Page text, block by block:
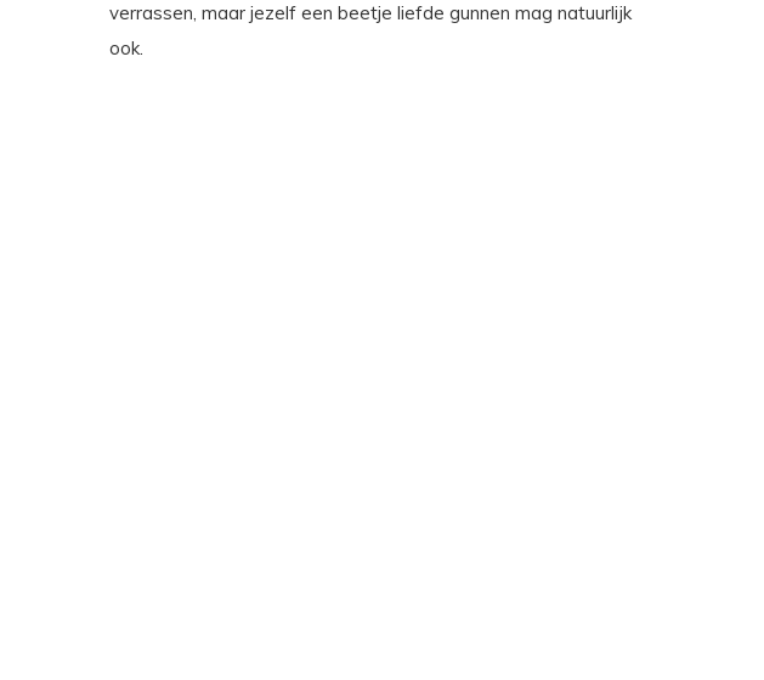
verrassen, maar jezelf een beetje liefde gunnen mag natuurlijk
ook.